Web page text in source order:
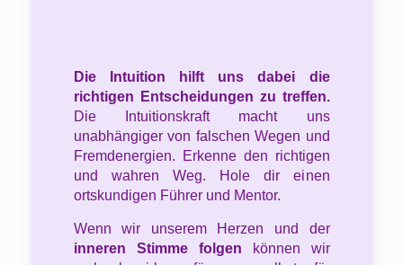
Die Intuition hilft uns dabei die
richtigen Entscheidungen zu treffen.
Die Intuitionskraft macht uns
unabhängiger von falschen Wegen und
Fremdenergien. Erkenne den richtigen
und wahren Weg. Hole dir einen
ortskundigen Führer und Mentor.
Wenn wir unserem Herzen und der
inneren Stimme folgen können wir